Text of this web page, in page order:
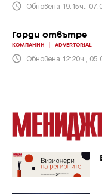
Обновена 19:15ч.,
Горди отвътре
КОМПАНИИ ADVERTORIAL
Обновена 12:20ч.,